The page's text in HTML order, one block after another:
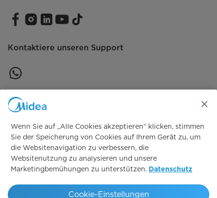
Kontaktiere unseren Support
Vertrag widerrufen
Vertrag widerrufen
Endkunden AGB Geschäftskunden AVBAEBDatenschutz
Wenn Sie auf „Alle Cookies akzeptieren“ klicken, stimmen
Sie der Speicherung von Cookies auf Ihrem Gerät zu, um
die Websitenavigation zu verbessern, die
Websitenutzung zu analysieren und unsere
Marketingbemühungen zu unterstützen. Datenschutz
Cookie-Einstellungen